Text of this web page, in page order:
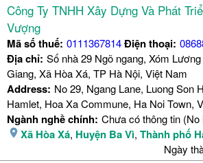
Công Ty TNHH Xây Dựng Và Phát
Vượng
Mã số thuế: 0111367814Điện thoại:
Địa chỉ: Số nhà 29 Ngõ ngang, Xóm
Giang, Xã Hòa Xá, TP Hà Nội, Việt Nam
Address: No 29, Ngang Lane, Luong Son
Hamlet, Hoa Xa Commune, Ha Noi Town,
Ngành nghề chính: Chưa có thông tin (No
Xã Hòa Xá, Huyện Ba Vì, Thành phố
Ngày